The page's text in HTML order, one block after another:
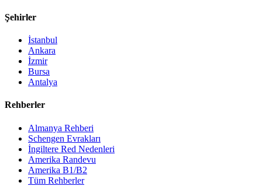
Şehirler
İstanbul
Ankara
İzmir
Bursa
Antalya
Rehberler
Almanya Rehberi
Schengen Evrakları
İngiltere Red Nedenleri
Amerika Randevu
Amerika B1/B2
Tüm Rehberler